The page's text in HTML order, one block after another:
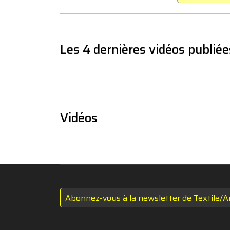
Les 4 dernières vidéos
Vidéos
Abonnez-vous à la newsletter de Textile/